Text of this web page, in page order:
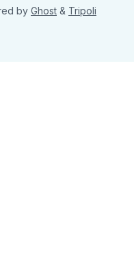
by Ghost & Tripoli